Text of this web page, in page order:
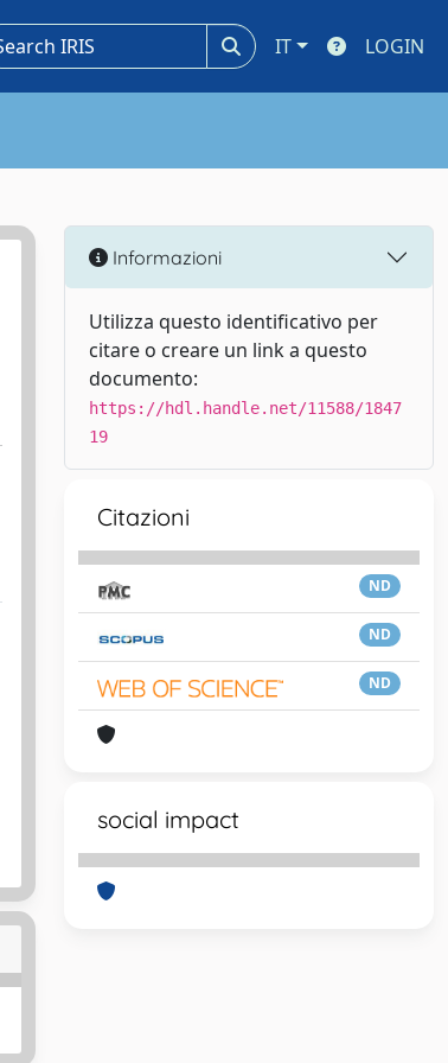
IT LOGIN
Informazioni
Utilizza questo identificativo per
citare o creare un link a questo
documento:
https://hdl.handle.net/11588/1847
19
Citazioni
ND
ND
ND
social impact